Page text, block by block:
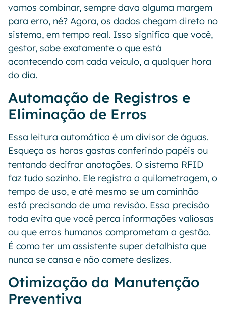
vamos combinar, sempre dava alguma margem
para erro, né? Agora, os dados chegam direto no
sistema, em tempo real. Isso significa que você,
gestor, sabe exatamente o que está
acontecendo com cada veículo, a qualquer hora
do dia.
Automação de Registros e
Eliminação de Erros
Essa leitura automática é um divisor de águas.
Esqueça as horas gastas conferindo papéis ou
tentando decifrar anotações. O sistema RFID
faz tudo sozinho. Ele registra a quilometragem, o
tempo de uso, e até mesmo se um caminhão
está precisando de uma revisão. Essa precisão
toda evita que você perca informações valiosas
ou que erros humanos comprometam a gestão.
É como ter um assistente super detalhista que
nunca se cansa e não comete deslizes.
Otimização da Manutenção
Preventiva